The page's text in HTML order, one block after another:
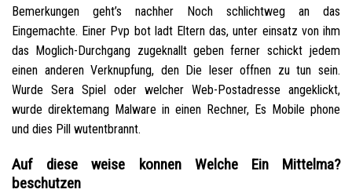
Bemerkungen geht’s nachher Noch schlichtweg an das
Eingemachte. Einer Pvp bot ladt Eltern das, unter einsatz von ihm
das Moglich-Durchgang zugeknallt geben ferner schickt jedem
einen anderen Verknupfung, den Die leser offnen zu tun sein.
Wurde Sera Spiel oder welcher Web-Postadresse angeklickt,
wurde direktemang Malware in einen Rechner, Es Mobile phone
und dies Pill wutentbrannt.
Auf diese weise konnen Welche Ein Mittelma?
beschutzen